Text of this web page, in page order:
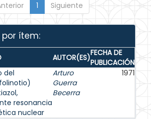
1 Siguiente
por ítem:
AUTOR(ES)FECHA DE
PUBLICACIÓN
del
resonancia
nuclear
Arturo
Guerra
Becerra
1971